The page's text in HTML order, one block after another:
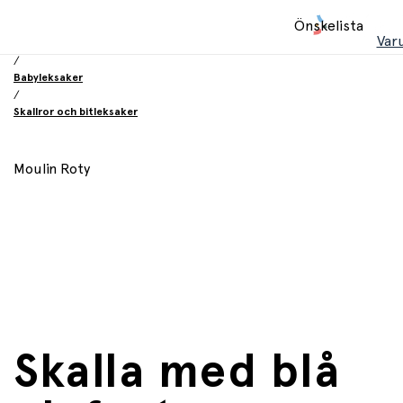
Önskelista
/
Babyleksaker
/
Skallror och bitleksaker
Moulin Roty
Skalla med blå